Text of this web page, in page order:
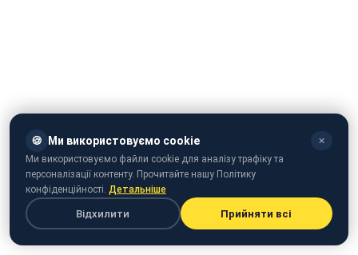
🍪 Ми використовуємо cookie ✕
Ми використовуємо файли cookie для аналізу трафіку та
персоналізації контенту. Прочитайте нашу Політику
конфіденційності. Детальніше
Відхилити Прийняти всі